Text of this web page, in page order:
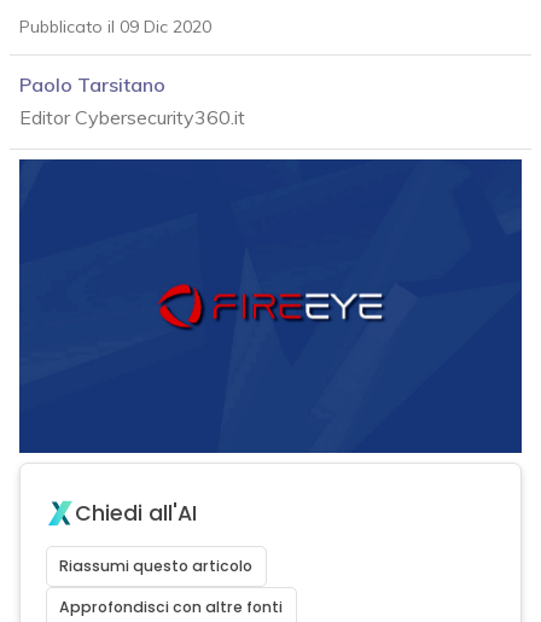
Pubblicato il 09 Dic 2020
Paolo Tarsitano
Editor Cybersecurity360.it
Chiedi all'AI
Riassumi questo articolo
Approfondisci con altre fonti